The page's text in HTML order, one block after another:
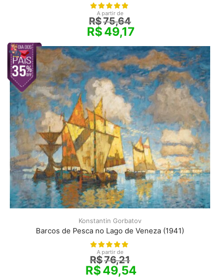
A partir de
R$75,64
R$49,17
Konstantin Gorbatov
Barcos de Pesca no Lago de Veneza (1941)
A partir de
R$76,21
R$49,54